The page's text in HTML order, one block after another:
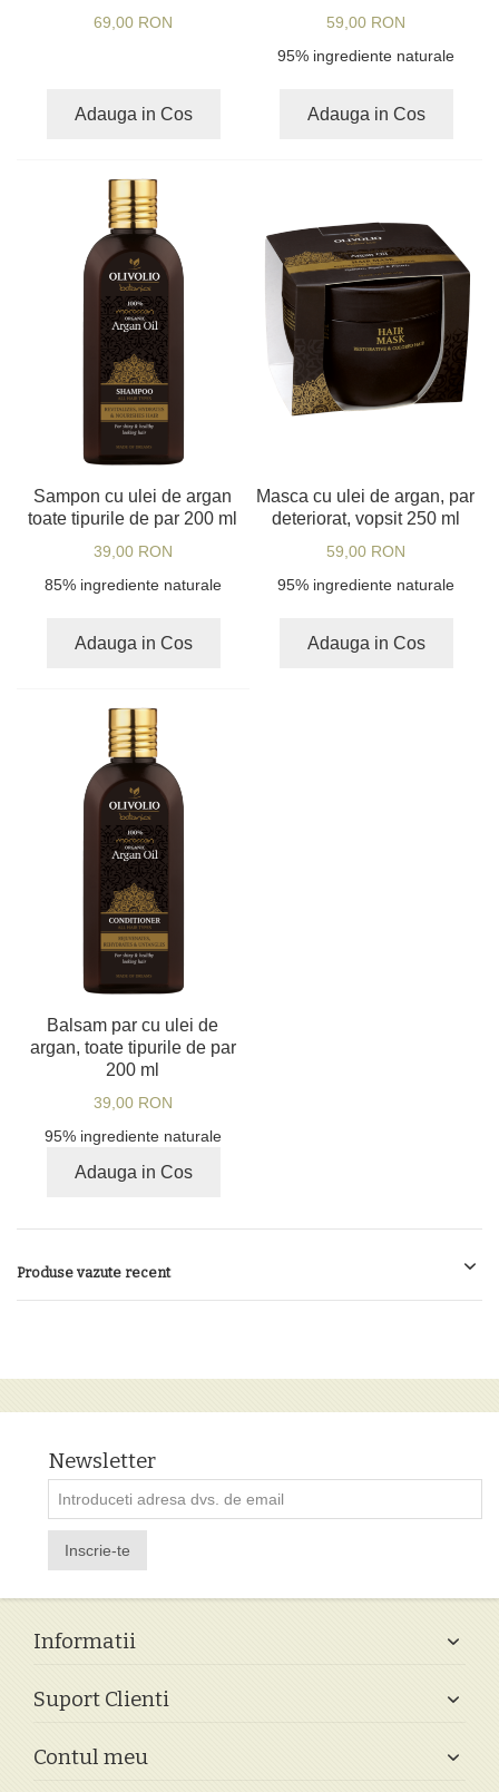
69,00 RON
Adauga in Cos
59,00 RON
95% ingrediente naturale
Adauga in Cos
Sampon cu ulei de argan
toate tipurile de par 200 ml
39,00 RON
85% ingrediente naturale
Adauga in Cos
Masca cu ulei de argan, par
deteriorat, vopsit 250 ml
59,00 RON
95% ingrediente naturale
Adauga in Cos
Balsam par cu ulei de
argan, toate tipurile de par
200 ml
39,00 RON
95% ingrediente naturale
Adauga in Cos
Produse vazute recent
Newsletter
Inscrie-te
Informatii
Suport Clienti
Contul meu